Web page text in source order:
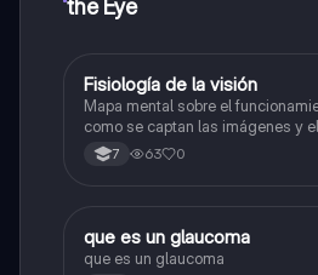
the Eye
Biologia
Fisiología de la visión
Mapa mental sobre el
como se captan las imágenes y
hacen. Estructuras y funciones del
7 63 0
Biologia
que es un glaucoma
que es un glaucoma